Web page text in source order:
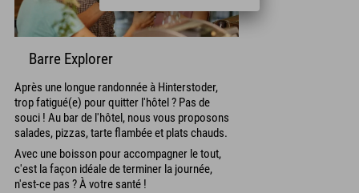
Barre Explorer
Après une longue randonnée à Hinterstoder,
trop fatigué(e) pour quitter l'hôtel ? Pas de
souci ! Au bar de l'hôtel, nous vous proposons
salades, pizzas, tarte flambée et plats chauds.
Avec une boisson pour accompagner le tout,
c'est la façon idéale de terminer la journée,
n'est-ce pas ? À votre santé !